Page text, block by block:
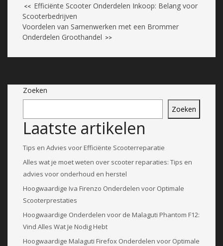
<< Efficiënte Scooter Onderdelen Inkoop: Belang voor
Scooterbedrijven
Voordelen van Samenwerken met een Brommer
Onderdelen Groothandel >>
Zoeken
Zoeken
Laatste artikelen
Tips en Advies voor Efficiënte Scooterreparatie
Alles wat je moet weten over scooter reparaties: Tips en
advies voor onderhoud en herstel
Hoogwaardige Iva Firenzo Onderdelen voor Optimale
Scooterprestaties
Hoogwaardige Onderdelen voor de Malaguti Phantom F12:
Vind Alles Wat Je Nodig Hebt
Hoogwaardige Malaguti Firefox Onderdelen voor Optimale